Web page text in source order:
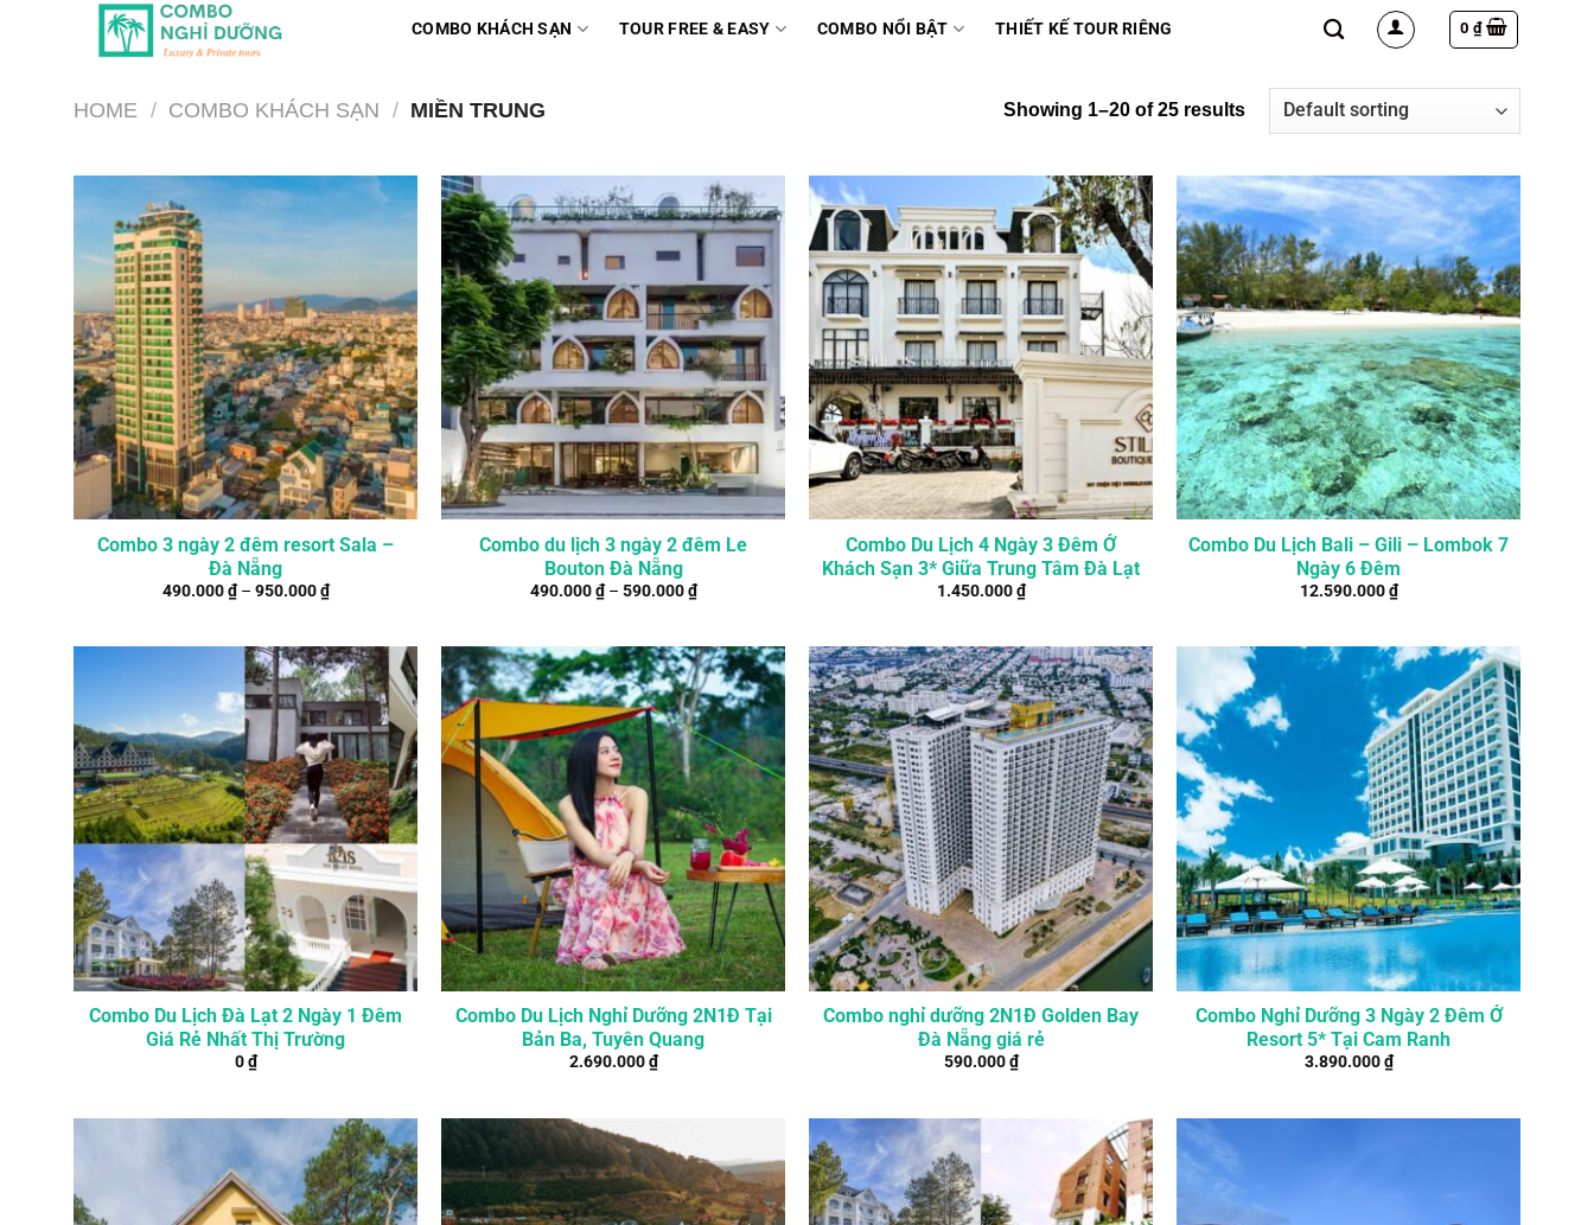
COMBO KHÁCH SẠN TOUR FREE & EASY COMBO NỔI BẬT THIẾT KẾ TOUR RIÊNG 0 ₫
HOME / COMBO KHÁCH SẠN / MIỀN TRUNG Showing 1–20 of 25 results
Combo 3 ngày 2 đêm resort Sala –
Đà Nẵng
490.000₫– 950.000₫
Combo du lịch 3 ngày 2 đêm Le
Bouton Đà Nẵng
490.000₫– 590.000₫
Combo Du Lịch 4 Ngày 3 Đêm Ở
Khách Sạn 3* Giữa Trung Tâm Đà Lạt
1.450.000₫
Combo Du Lịch Bali – Gili – Lombok 7
Ngày 6 Đêm
12.590.000₫
Combo Du Lịch Đà Lạt 2 Ngày 1 Đêm
Giá Rẻ Nhất Thị Trường
0₫
Combo Du Lịch Nghỉ Dưỡng 2N1Đ Tại
Bản Ba, Tuyên Quang
2.690.000₫
Combo nghỉ dưỡng 2N1Đ Golden Bay
Đà Nẵng giá rẻ
590.000₫
Combo Nghỉ Dưỡng 3 Ngày 2 Đêm Ở
Resort 5* Tại Cam Ranh
3.890.000₫